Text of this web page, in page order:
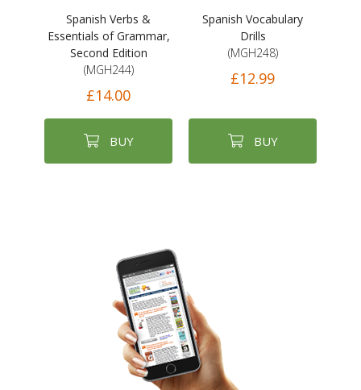
Spanish Verbs &
Essentials of Grammar,
Second Edition
(MGH244)
£14.00
BUY
Spanish Vocabulary
Drills
(MGH248)
£12.99
BUY